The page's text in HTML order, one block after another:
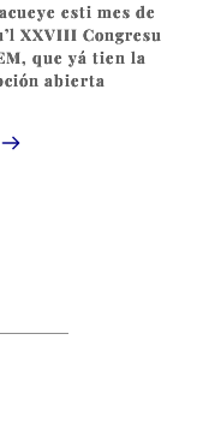
esti mes de
XXVIII Congresu
que yá tien la
abierta